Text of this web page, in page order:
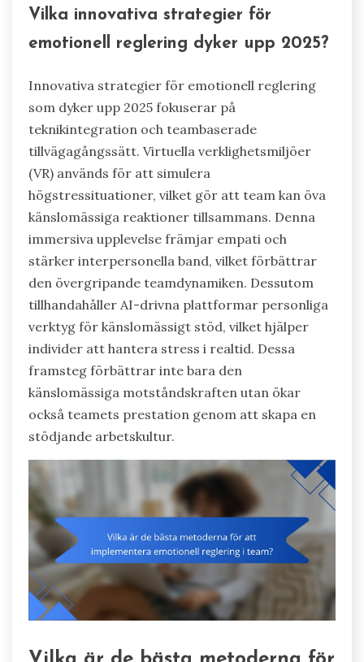
Vilka innovativa strategier för
emotionell reglering dyker upp 2025?
Innovativa strategier för emotionell reglering
som dyker upp 2025 fokuserar på
teknikintegration och teambaserade
tillvägagångssätt. Virtuella verklighetsmiljöer
(VR) används för att simulera
högstressituationer, vilket gör att team kan öva
känslomässiga reaktioner tillsammans. Denna
immersiva upplevelse främjar empati och
stärker interpersonella band, vilket förbättrar
den övergripande teamdynamiken. Dessutom
tillhandahåller AI-drivna plattformar personliga
verktyg för känslomässigt stöd, vilket hjälper
individer att hantera stress i realtid. Dessa
framsteg förbättrar inte bara den
känslomässiga motståndskraften utan ökar
också teamets prestation genom att skapa en
stödjande arbetskultur.